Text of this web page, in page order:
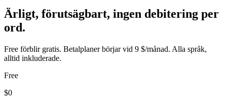
Ärligt, förutsägbart, ingen debitering per
ord.
Free förblir gratis. Betalplaner börjar vid 9 $/månad. Alla språk,
alltid inkluderade.
Free
$0